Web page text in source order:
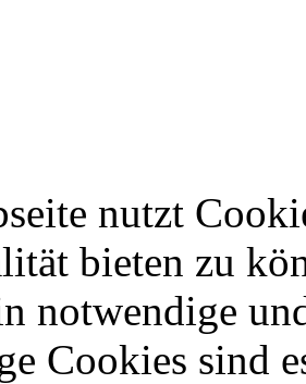
nutzt
bieten zu
notwendige
Cookies sind